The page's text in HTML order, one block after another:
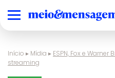
Início ▸ Mídia ▸ ESPN, Fox e
streaming